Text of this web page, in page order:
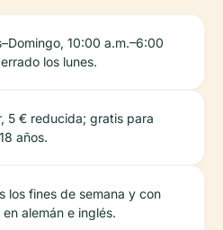
10:00 a.m.–6:00
los lunes.
5 € reducida; gratis para
años.
los fines de semana y con
alemán e inglés.